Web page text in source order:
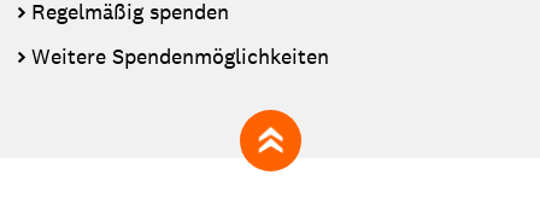
Regelmäßig spenden
Weitere Spendenmöglichkeiten
zum Seitenanfang